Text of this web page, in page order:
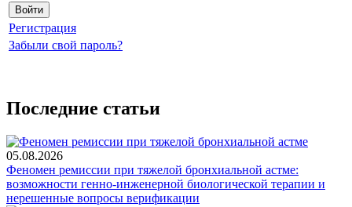
Регистрация
Забыли свой пароль?
Последние статьи
05.08.2026
Феномен ремиссии при тяжелой бронхиальной астме:
возможности генно-инженерной биологической терапии и
нерешенные вопросы верификации